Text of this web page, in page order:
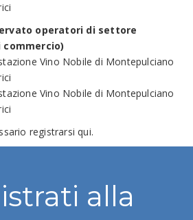
operatori di settore
commercio)
Vino Nobile di Montepulciano
Vino Nobile di Montepulciano
registrarsi qui.
alla